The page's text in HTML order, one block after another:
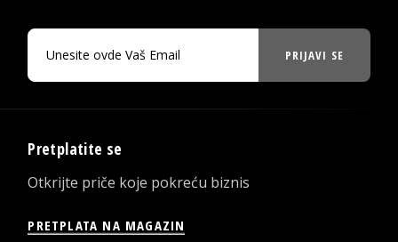
PRIJAVI SE
Pretplatite se
Otkrijte priče koje pokreću biznis
PRETPLATA NA MAGAZIN